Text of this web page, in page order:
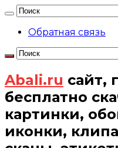
Обратная связь
Abali.ru сайт,
бесплатно
картинки,
иконки,